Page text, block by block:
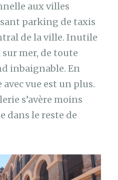
aux villes
parking de taxis
de la ville. Inutile
mer, de toute
inbaignable. En
vue est un plus.
s’avère moins
dans le reste de